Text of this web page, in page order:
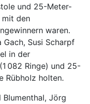
und 25-Meter-
mit den
waren.
Gach, Susi Scharpf
in der
082 Ringe) und 25-
Rübholz holten.
Blumenthal, Jörg